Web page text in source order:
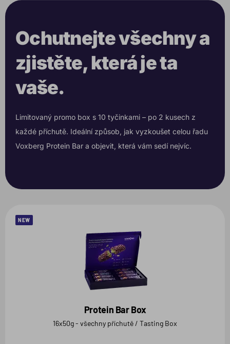
Ochutnejte všechny a
zjistěte, která je ta
vaše.
Limitovaný promo box s 10 tyčinkami – po 2 kusech z
každé příchutě. Ideální způsob, jak vyzkoušet celou řadu
Voxberg Protein Bar a objevit, která vám sedí nejvíc.
NEW
Protein Bar Box
16x50g - všechny příchutě / Tasting Box